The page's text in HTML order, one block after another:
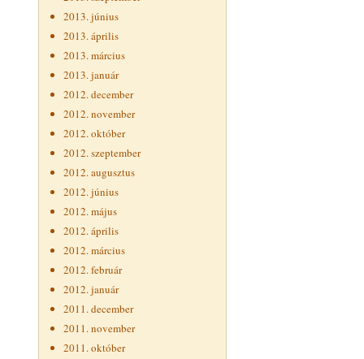
2013. június
2013. április
2013. március
2013. január
2012. december
2012. november
2012. október
2012. szeptember
2012. augusztus
2012. június
2012. május
2012. április
2012. március
2012. február
2012. január
2011. december
2011. november
2011. október